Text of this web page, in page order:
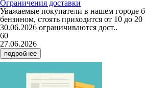
Ограничения доставки
Уважаемые покупатели в нашем городе
бензином, стоять приходится от 10 до 20
30.06.2026 ограничиваются дост..
60
27.06.2026
подробнее